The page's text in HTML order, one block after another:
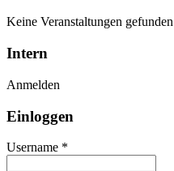
Keine Veranstaltungen gefunden
Intern
Anmelden
Einloggen
Username *